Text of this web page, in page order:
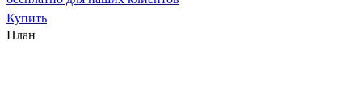
Купить
План